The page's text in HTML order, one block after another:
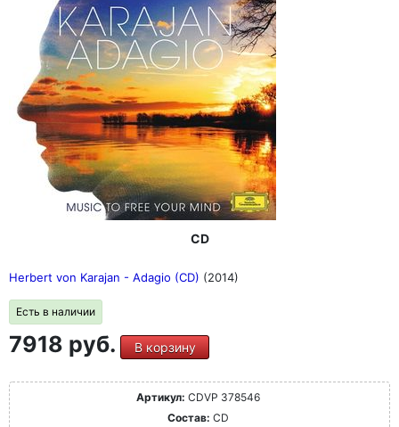
CD
Herbert von Karajan - Adagio (CD) (2014)
Есть в наличии
7918 руб. В корзину
Артикул: CDVP 378546
Состав: CD